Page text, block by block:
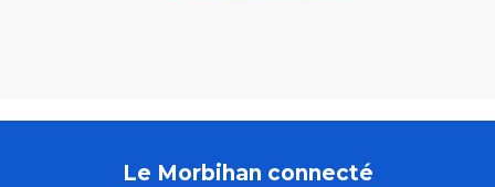
Le Morbihan connecté